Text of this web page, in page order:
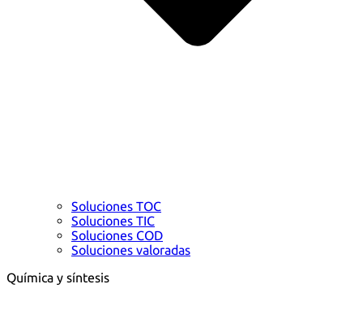
Soluciones TOC
Soluciones TIC
Soluciones COD
Soluciones valoradas
Química y síntesis